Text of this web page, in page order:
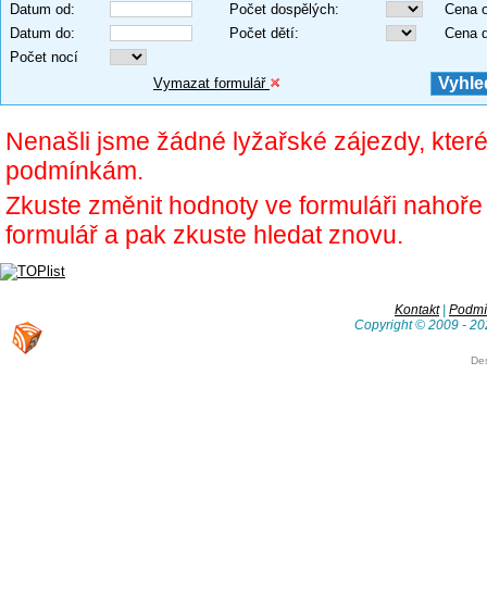
Datum od: Počet dospělých:
Cena
Datum do: Počet dětí:
Cena
Počet nocí
Vymazat formulář
Nenašli jsme žádné lyžařské zájezdy,
podmínkám.
Zkuste změnit hodnoty ve formuláři
formulář a pak zkuste hledat znovu.
Kontakt|
Copyright © 2009 -